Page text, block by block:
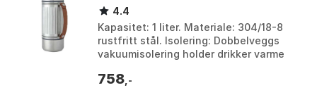
4.4
Kapasitet: 1 liter. Materiale: 304/18-8
rustfritt stål. Isolering: Dobbelveggs
vakuumisolering holder drikker varme
T...
758 ,-